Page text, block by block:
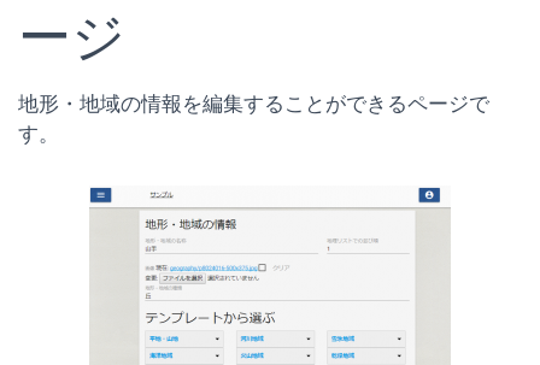
ージ
地形・地域の情報を編集することができるページで
す。